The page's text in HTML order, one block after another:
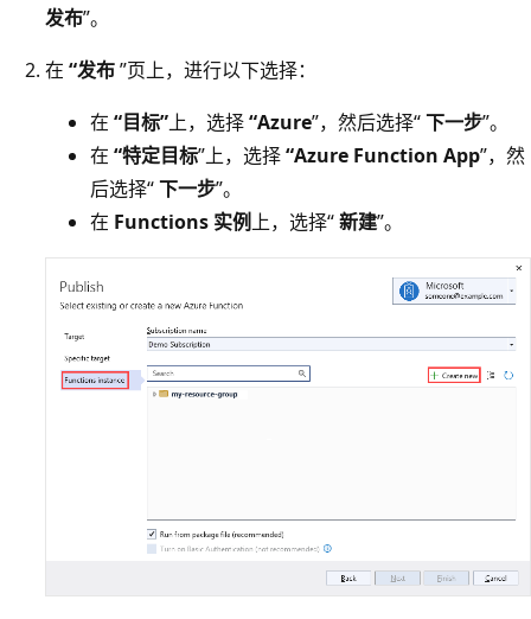
发布”。
在 “发布”页上，进行以下选择：
在 “目标”上，选择“Azure”，然后选择“下一步”。
在 “特定目标”上，选择“Azure Function App”，然
后选择“下一步”。
在 Functions 实例上，选择“新建”。